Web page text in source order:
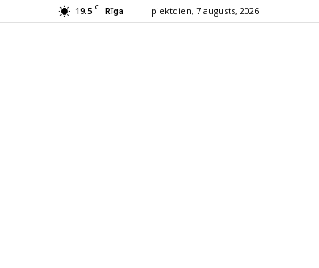
19.5 C Rīga piektdien, 7 augusts, 2026